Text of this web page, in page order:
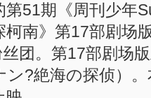
第51期《周刊少年
柯南》第17部剧场
团。第17部剧场
ン?絶海の探侦）